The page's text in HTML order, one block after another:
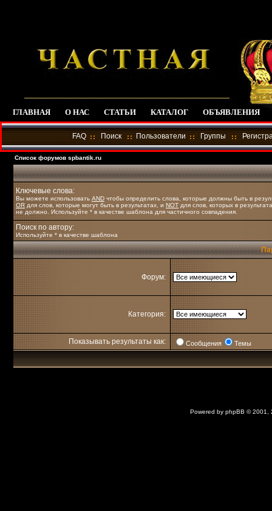
ГЛАВНАЯ О НАС СТАТЬИ КАТАЛОГ ОБЪЯВЛЕНИЯ
FAQ Поиск Пользователи Группы
Список форумов spbantik.ru
Ключевые слова:
Вы можете использовать AND чтобы определить слова, которые должны быть в
OR для слов, которые могут быть в результатах, и NOT для слов, которых в
не должно. Используйте * в качестве шаблона для частичного совпадения.
Поиск по автору:
Используйте * в качестве шаблона
Форум:
Категория:
Показывать результаты как: Сообщения Темы
Powered by phpBB © 2001,